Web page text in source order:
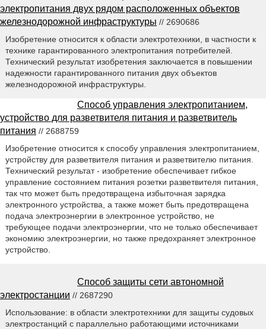
электропитания двух рядом расположенных объектов
железнодорожной инфраструктуры // 2690686
Изобретение относится к области электротехники, в частности к
технике гарантированного электропитания потребителей.
Технический результат изобретения заключается в повышении
надежности гарантированного питания двух объектов
железнодорожной инфраструктуры.
Способ управления электропитанием,
устройство для разветвителя питания и разветвитель
питания // 2688759
Изобретение относится к способу управления электропитанием,
устройству для разветвителя питания и разветвителю питания.
Технический результат - изобретение обеспечивает гибкое
управление состоянием питания розетки разветвителя питания,
так что может быть предотвращена избыточная зарядка
электронного устройства, а также может быть предотвращена
подача электроэнергии в электронное устройство, не
требующее подачи электроэнергии, что не только обеспечивает
экономию электроэнергии, но также предохраняет электронное
устройство.
Способ защиты сети автономной
электростанции // 2687290
Использование: в области электротехники для защиты судовых
электростанций с параллельно работающими источниками